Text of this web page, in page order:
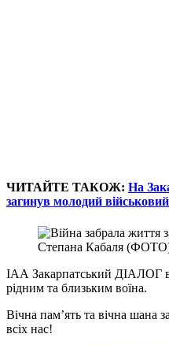
ЧИТАЙТЕ ТАКОЖ: На
загинув молодий
ІАА Закарпатський ДІАЛОГ
рідним та близьким воїна.
Вічна пам’ять та вічна шана
всіх нас!